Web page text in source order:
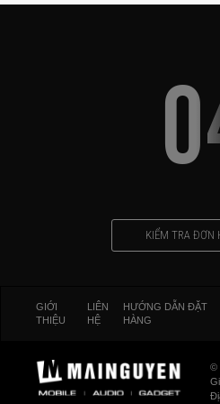
KIỂM TRA ĐƠN
GIỚI
THIỆU
LIÊN
HỆ
HƯỚNG DẪN ĐẶT
HÀNG
©